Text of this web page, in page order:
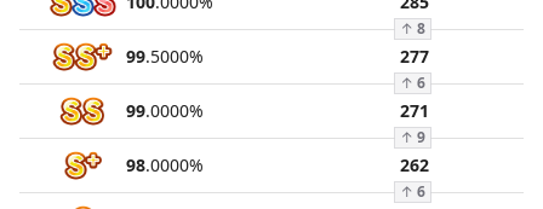
↑ 8
99.5000% 277
↑ 6
99.0000% 271
↑ 9
98.0000% 262
↑ 6